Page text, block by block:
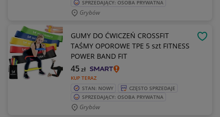
SPRZEDAJĄCY: OSOBA PRYWATNA
Grybów
GUMY DO ĆWICZEŃ CROSSFIT
TAŚMY OPOROWE TPE 5 szt FITNESS
POWER BAND FIT
KUP TERAZ
45zł
STAN: NOWY
CZĘSTO SPRZEDAJE
SPRZEDAJĄCY: OSOBA PRYWATNA
Grybów